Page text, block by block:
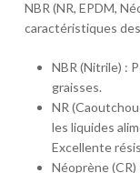
NBR (NR, EPDM,
caractéristiques
NBR (Nitrile) :
graisses.
NR
les liquides
Excellente
Néoprène